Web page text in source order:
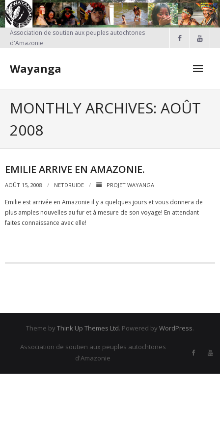
Skip
to
content
Association de soutien aux peuples autochtones
d'Amazonie
Wayanga
- Projet Kayapo
- Actions réalisées en France
Emilie BARRUCAND
REJOIGNEZ-NOUS !
MONTHLY ARCHIVES: AOÛT
2008
EMILIE ARRIVE EN AMAZONIE.
AOÛT 15, 2008 NETDRUIDE PROJET WAYANGA
Emilie est arrivée en Amazonie il y a quelques jours et vous donnera de
plus amples nouvelles au fur et à mesure de son voyage! En attendant
faites connaissance avec elle!
Theme by Think Up Themes Ltd. Powered by WordPress.
Association de soutien aux peuples autochtones
d'Amazonie